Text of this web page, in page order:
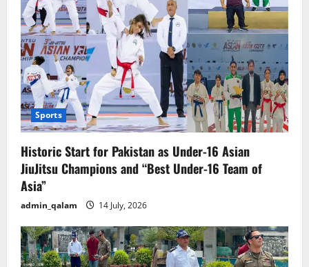
Sports
Historic Start for Pakistan as Under-16 Asian
JiuJitsu Champions and “Best Under-16 Team of
Asia”
admin_qalam 14 July, 2026